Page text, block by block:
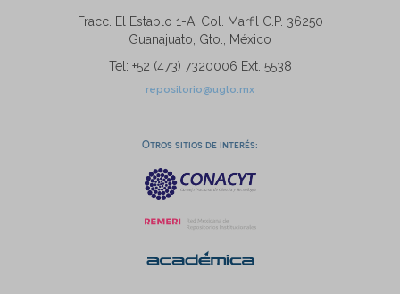
Fracc. El Establo 1-A, Col. Marfil C.P. 36250
Guanajuato, Gto., México
Tel: +52 (473) 7320006 Ext. 5538
repositorio@ugto.mx
Otros sitios de interés: